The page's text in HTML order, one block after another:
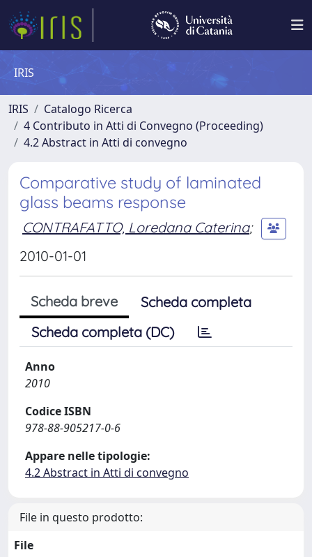
IRIS
IRIS
Catalogo Ricerca
4 Contributo in Atti di Convegno (Proceeding)
4.2 Abstract in Atti di convegno
Comparative study of laminated
glass beams response
CONTRAFATTO, Loredana Caterina;
2010-01-01
Scheda breve
Scheda completa
Scheda completa (DC)
Anno
2010
Codice ISBN
978-88-905217-0-6
Appare nelle tipologie:
4.2 Abstract in Atti di convegno
File in questo prodotto:
File